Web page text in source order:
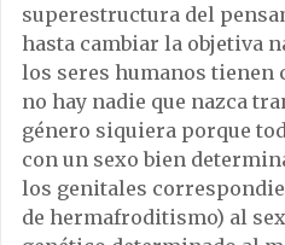
superestructura del
hasta cambiar la objetiva
los seres humanos tienen
no hay nadie que nazca
género siquiera porque
con un sexo bien
los genitales
de hermafroditismo) al